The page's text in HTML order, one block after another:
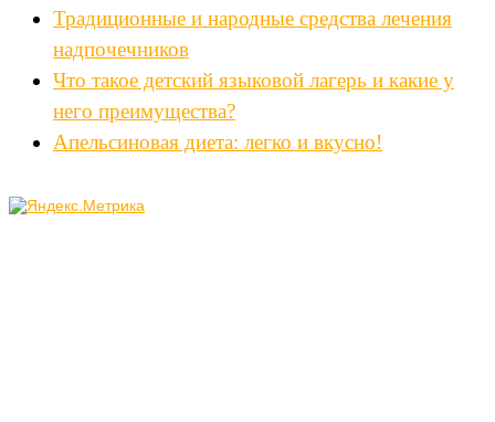
Традиционные и народные средства лечения
надпочечников
Что такое детский языковой лагерь и какие у
него преимущества?
Апельсиновая диета: легко и вкусно!